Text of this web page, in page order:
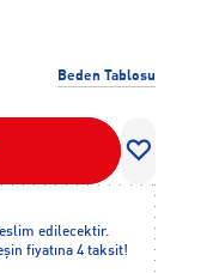
dengeli ve fonksiyonel
Beden Tablosu
edilecektir.
fiyatına 4 taksit!